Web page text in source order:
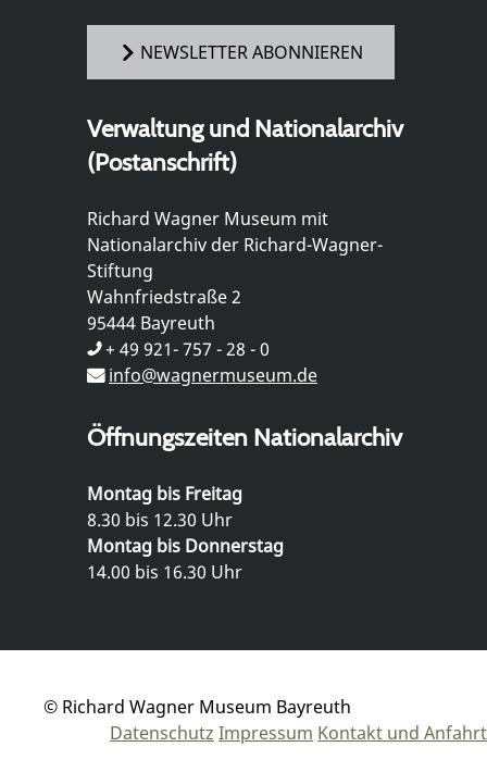
NEWSLETTER ABONNIEREN
Verwaltung und Nationalarchiv
(Postanschrift)
Richard Wagner Museum mit
Nationalarchiv der Richard-Wagner-
Stiftung
Wahnfriedstraße 2
95444 Bayreuth
+ 49 921- 757 - 28 - 0
info@wagnermuseum.de
Öffnungszeiten Nationalarchiv
Montag bis Freitag
8.30 bis 12.30 Uhr
Montag bis Donnerstag
14.00 bis 16.30 Uhr
© Richard Wagner Museum Bayreuth
Datenschutz Impressum Kontakt und Anfahrt